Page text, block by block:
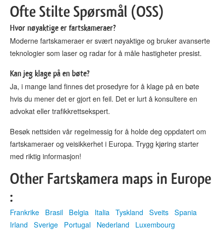
Ofte Stilte Spørsmål (OSS)
Hvor nøyaktige er fartskameraer?
Moderne fartskameraer er svært nøyaktige og bruker avanserte
teknologier som laser og radar for å måle hastigheter presist.
Kan jeg klage på en bøte?
Ja, i mange land finnes det prosedyre for å klage på en bøte
hvis du mener det er gjort en feil. Det er lurt å konsultere en
advokat eller trafikkrettsekspert.
Besøk nettsiden vår regelmessig for å holde deg oppdatert om
fartskameraer og veisikkerhet i Europa. Trygg kjøring starter
med riktig informasjon!
Other Fartskamera maps in Europe
:
Frankrike Brasil Belgia Italia Tyskland Sveits Spania
Irland
Sverige Portugal Nederland
Luxembourg